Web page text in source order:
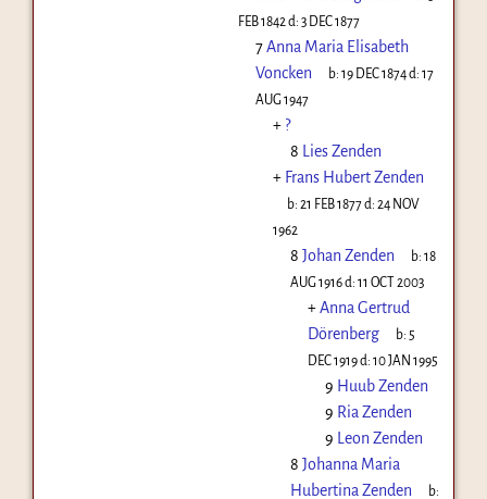
FEB 1842 d: 3 DEC 1877
7Anna Maria Elisabeth
Voncken
b:19 DEC 1874d:17
AUG 1947
+ ?
8 Lies Zenden
+ Frans Hubert Zenden
b:21 FEB 1877d:24 NOV
1962
8 Johan Zenden b:18
AUG 1916d: 11 OCT 2003
+Anna Gertrud
Dörenberg
b: 5
DEC 1919d: 10 JAN 1995
9 Huub Zenden
9 Ria Zenden
9 Leon Zenden
8 Johanna Maria
Hubertina Zenden
b: